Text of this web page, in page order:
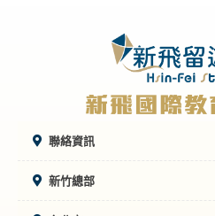
聯絡資訊
新竹總部